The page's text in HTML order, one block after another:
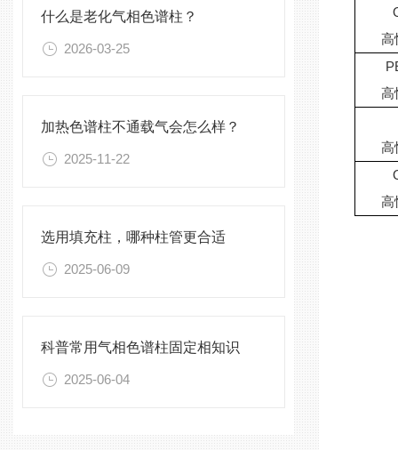
什么是老化气相色谱柱？
2026-03-25
加热色谱柱不通载气会怎么样？
2025-11-22
选用填充柱，哪种柱管更合适
2025-06-09
科普常用气相色谱柱固定相知识
2025-06-04
高
高
高
高